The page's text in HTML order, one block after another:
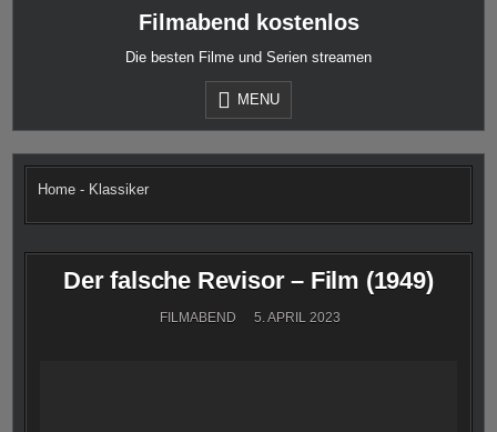
Filmabend kostenlos
Die besten Filme und Serien streamen
MENU
Home - Klassiker
Der falsche Revisor – Film (1949)
FILMABEND 5. APRIL 2023